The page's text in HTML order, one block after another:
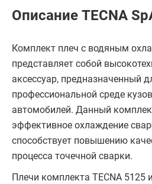
Описание TECNA
Комплект плеч с водяным
представляет собой
аксессуар, предназначенный
профессиональной среде
автомобилей. Данный
эффективное охлаждение
способствует повышению
процесса точечной сварки.
Плечи комплекта TECNA 5125